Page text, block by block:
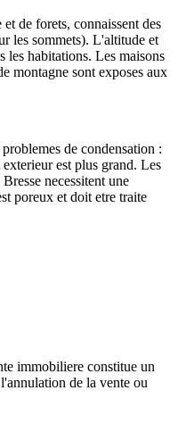
de forets, connaissent des
les sommets). L'altitude et
les habitations. Les maisons
montagne sont exposes aux
de condensation :
est plus grand. Les
necessitent une
poreux et doit etre traite
immobiliere constitue un
de la vente ou